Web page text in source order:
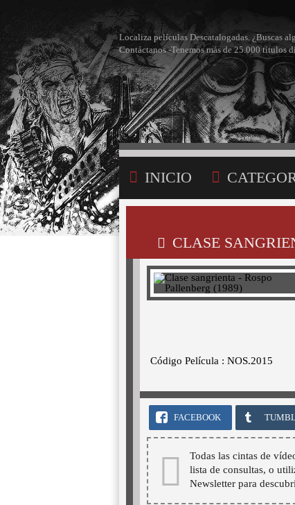
Localiza películas Descatalogadas. ¿Buscas
Contáctanos -Tenemos más de 25.000 títulos
INICIO
CLASE
Código Película : NOS.2015
FACEBOOK
Todas las cintas de
lista de consultas, o
Newsletter para